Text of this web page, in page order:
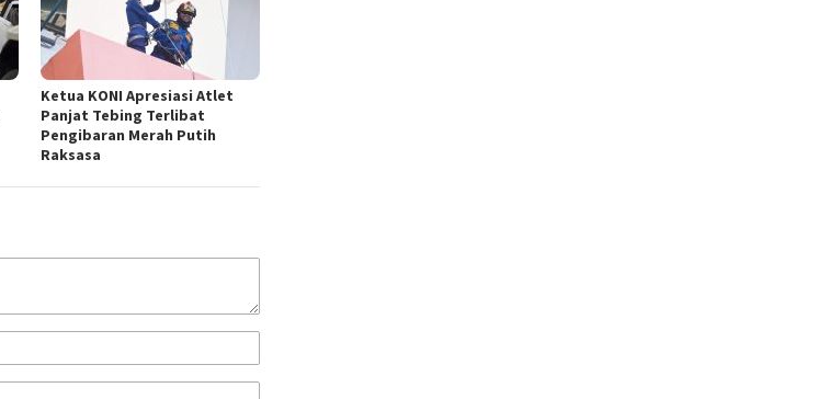
Ketua KONI Apresiasi Atlet
Panjat Tebing Terlibat
Pengibaran Merah Putih
Raksasa